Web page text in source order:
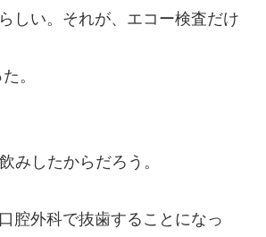
しい。それが、エコー検査だけ
。
みしたからだろう。
腔外科で抜歯することになっ